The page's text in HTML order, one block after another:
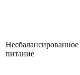
Несбалансированное
питание